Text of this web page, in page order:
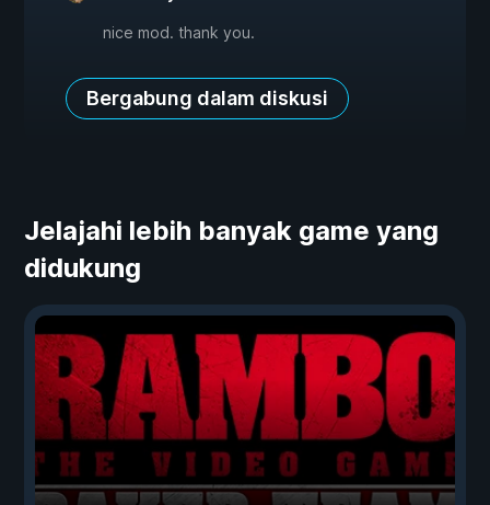
nice mod. thank you.
Bergabung dalam diskusi
Jelajahi lebih banyak game yang
didukung